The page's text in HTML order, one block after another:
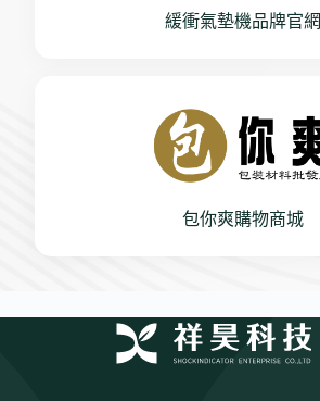
緩衝氣墊機品牌官網
包你爽購物商城